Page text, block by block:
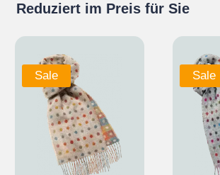
Reduziert im Preis für Sie
Sale Sale